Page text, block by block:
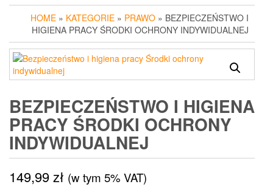
HOME » KATEGORIE » PRAWO » BEZPIECZEŃSTWO I
HIGIENA PRACY ŚRODKI OCHRONY INDYWIDUALNEJ
BEZPIECZEŃSTWO I HIGIENA
PRACY ŚRODKI OCHRONY
INDYWIDUALNEJ
149,99zł (w tym 5% VAT)